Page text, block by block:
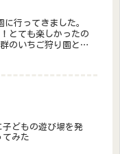
行ってきました。
とても楽しかったの
のいちご狩り園と、
子どもの遊び場を発
てみた